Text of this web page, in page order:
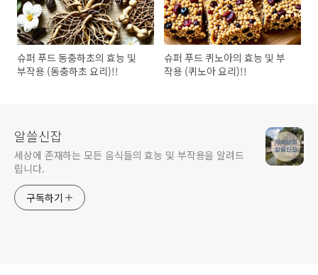
슈퍼 푸드 동충하초의 효능 및
부작용 (동충하초 요리)!!
슈퍼 푸드 퀴노아의 효능 및 부
작용 (퀴노아 요리)!!
알쓸신잡
세상에 존재하는 모든 음식들의 효능 및 부작용을 알려드
립니다.
구독하기